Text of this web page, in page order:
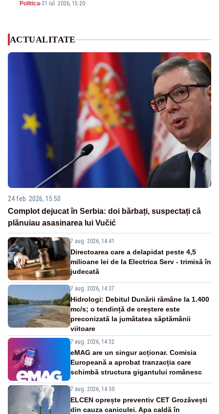
Politica-31 iul. 2026, 15:20
ACTUALITATE
24 feb. 2026, 15:50
Complot dejucat în Serbia: doi bărbați, suspectați că
plănuiau asasinarea lui Vučić
7 aug. 2026, 14:41
Directoarea care a delapidat peste 4,5
milioane lei de la Electrica Serv - trimisă în
judecată
7 aug. 2026, 14:37
Hidrologi: Debitul Dunării rămâne la 1.400
mc/s; o tendință de creștere este
preconizată la jumătatea săptămânii
viitoare
7 aug. 2026, 14:32
eMAG are un singur acționar. Comisia
Europeană a aprobat tranzacția care
schimbă structura gigantului românesc
7 aug. 2026, 14:30
ELCEN oprește preventiv CET Grozăvești
din cauza caniculei. Apa caldă în